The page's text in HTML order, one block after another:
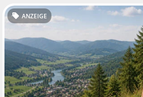
ANZEIGE